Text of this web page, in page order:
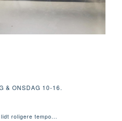
& ONSDAG 10-16.
roligere tempo...